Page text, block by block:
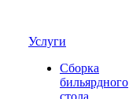
Услуги
Сборка
бильярдного
стола